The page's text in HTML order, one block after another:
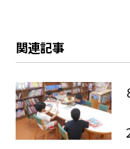
関連記事